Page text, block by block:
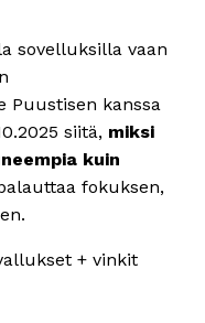
sovelluksilla vaan
Puustisen kanssa
siitä, miksi
kuin
fokuksen,
+ vinkit